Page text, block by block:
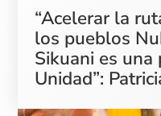
“Acelerar la
los pueblos
Sikuani es
Unidad”: